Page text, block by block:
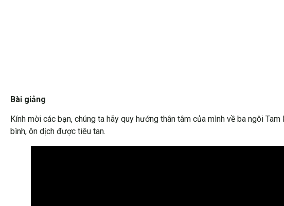
Bài giảng
Kính mời các bạn, chúng ta hãy quy hướng thân tâm của mình về ba ngôi
bình, ôn dịch được tiêu tan.